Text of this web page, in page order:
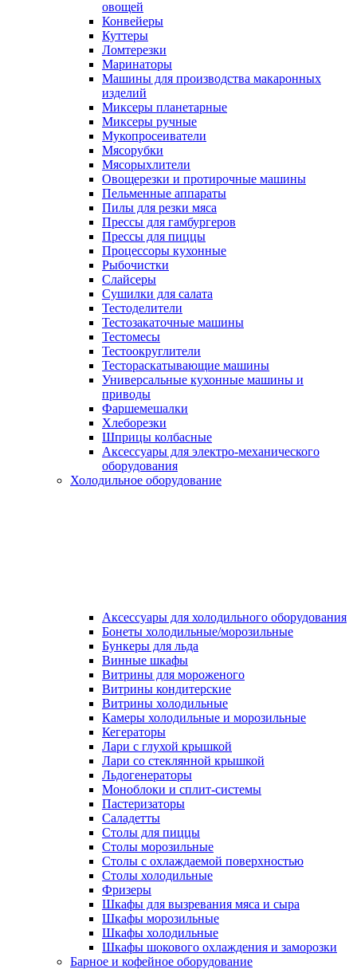
овощей
Конвейеры
Куттеры
Ломтерезки
Маринаторы
Машины для производства макаронных
изделий
Миксеры планетарные
Миксеры ручные
Мукопросеиватели
Мясорубки
Мясорыхлители
Овощерезки и протирочные машины
Пельменные аппараты
Пилы для резки мяса
Прессы для гамбургеров
Прессы для пиццы
Процессоры кухонные
Рыбочистки
Слайсеры
Сушилки для салата
Тестоделители
Тестозакаточные машины
Тестомесы
Тестоокруглители
Тестораскатывающие машины
Универсальные кухонные машины и
приводы
Фаршемешалки
Хлеборезки
Шприцы колбасные
Аксессуары для электро-механического
оборудования
Холодильное оборудование
Аксессуары для холодильного оборудования
Бонеты холодильные/морозильные
Бункеры для льда
Винные шкафы
Витрины для мороженого
Витрины кондитерские
Витрины холодильные
Камеры холодильные и морозильные
Кегераторы
Лари с глухой крышкой
Лари со стеклянной крышкой
Льдогенераторы
Моноблоки и сплит-системы
Пастеризаторы
Саладетты
Столы для пиццы
Столы морозильные
Столы с охлаждаемой поверхностью
Столы холодильные
Фризеры
Шкафы для вызревания мяса и сыра
Шкафы морозильные
Шкафы холодильные
Шкафы шокового охлаждения и заморозки
Барное и кофейное оборудование